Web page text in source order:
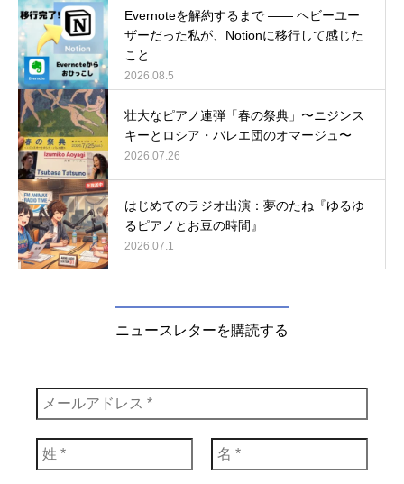
Evernoteを解約するまで ―― ヘビーユー
ザーだった私が、Notionに移行して感じた
こと
2026.08.5
壮大なピアノ連弾「春の祭典」〜ニジンス
キーとロシア・バレエ団のオマージュ〜
2026.07.26
はじめてのラジオ出演：夢のたね『ゆるゆ
るピアノとお豆の時間』
2026.07.1
ニュースレターを購読する